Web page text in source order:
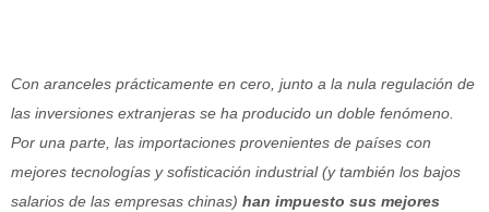
Con aranceles prácticamente en cero, junto a la nula regulación de
las inversiones extranjeras se ha producido un doble fenómeno.
Por una parte, las importaciones provenientes de países con
mejores tecnologías y sofisticación industrial (y también los bajos
salarios de las empresas chinas) han impuesto sus mejores